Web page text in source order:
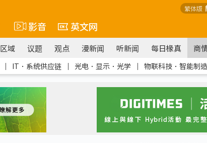
繁体版
影音 英文网
区域 议题 观点 漫新闻 听新闻 每日椽真 商
｜ IT．系统供应链 ｜ 光电．显示．光学 ｜ 物联科技．智能制造